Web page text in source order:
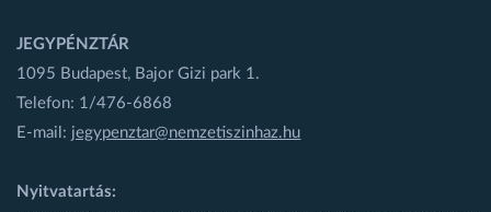
JEGYPÉNZTÁR
1095 Budapest, Bajor Gizi park 1.
Telefon: 1/476-6868
E-mail: jegypenztar@nemzetiszinhaz.hu
Nyitvatartás: